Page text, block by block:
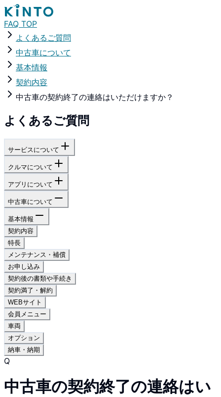
FAQ TOP
よくあるご質問
中古車について
基本情報
契約内容
中古車の契約終了の連絡はいただけますか？
よくあるご質問
サービスについて
クルマについて
アプリについて
中古車について
基本情報
契約内容
特長
メンテナンス・補償
お申し込み
契約後の書類や手続き
契約満了・解約
WEBサイト
会員メニュー
車両
オプション
納車・納期
Q
中古車の契約終了の連絡はい